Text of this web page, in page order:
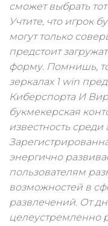
сможет выбрать
Учтите, что игрок
могут только
предстоит
форму. Помнишь,
зеркалах 1 win
Киберспорта И
букмекерская
известность
энергично
пользователям
возможностей в
развлечений. От
целеустремленно